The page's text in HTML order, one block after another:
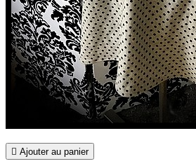
 Ajouter au panier